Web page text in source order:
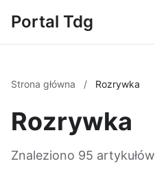
Portal Tdg
Strona główna / Rozrywka
Rozrywka
Znaleziono 95 artykułów